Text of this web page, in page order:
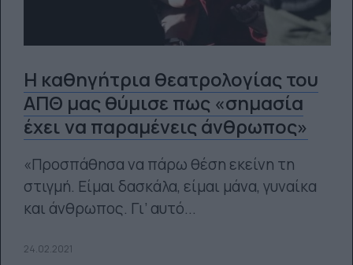
Η καθηγήτρια θεατρολογίας του
ΑΠΘ μας θύμισε πως «σημασία
έχει να παραμένεις άνθρωπος»
«Προσπάθησα να πάρω θέση εκείνη τη
στιγμή. Είμαι δασκάλα, είμαι μάνα, γυναίκα
και άνθρωπος. Γι’ αυτό...
24.02.2021